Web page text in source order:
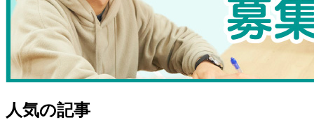
人気の記事